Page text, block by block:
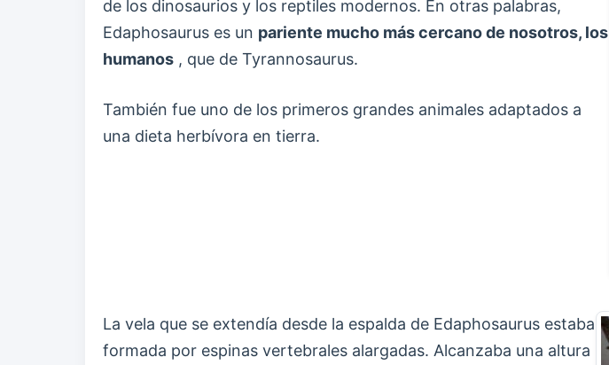
de los dinosaurios y los reptiles modernos. En otras palabras,
Edaphosaurus es un pariente mucho más cercano de nosotros, los
humanos , que de Tyrannosaurus.
También fue uno de los primeros grandes animales adaptados a
una dieta herbívora en tierra.
La vela que se extendía desde la espalda de Edaphosaurus estaba
formada por espinas vertebrales alargadas. Alcanzaba una altura